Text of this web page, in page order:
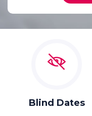
Blind Dates